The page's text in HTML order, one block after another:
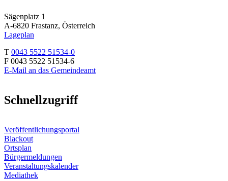
Sägenplatz 1
A-6820 Frastanz, Österreich
Lageplan
T 0043 5522 51534-0
F 0043 5522 51534-6
E-Mail an das Gemeindeamt
Schnellzugriff
Veröffentlichungsportal
Blackout
Ortsplan
Bürgermeldungen
Veranstaltungskalender
Mediathek